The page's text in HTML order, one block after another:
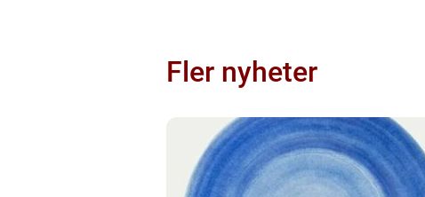
Fler nyheter